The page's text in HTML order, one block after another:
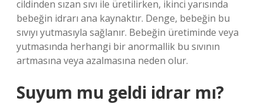
cildinden sızan sıvı ile üretilirken, ikinci yarısında
bebeğin idrarı ana kaynaktır. Denge, bebeğin bu
sıvıyı yutmasıyla sağlanır. Bebeğin üretiminde veya
yutmasında herhangi bir anormallik bu sıvının
artmasına veya azalmasına neden olur.
Suyum mu geldi idrar mı?